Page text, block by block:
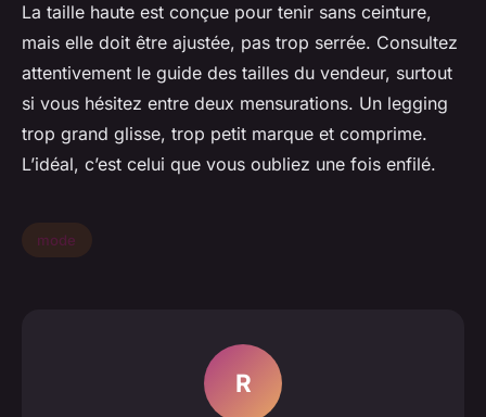
La taille haute est conçue pour tenir sans ceinture,
mais elle doit être ajustée, pas trop serrée. Consultez
attentivement le guide des tailles du vendeur, surtout
si vous hésitez entre deux mensurations. Un legging
trop grand glisse, trop petit marque et comprime.
L’idéal, c’est celui que vous oubliez une fois enfilé.
mode
R